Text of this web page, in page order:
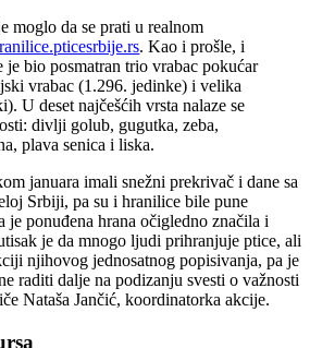
moglo da se prati u realnom
. Kao i prošle, i
je bio posmatran trio vrabac pokućar
vrabac (1.296. jedinke) i velika
U deset najčešćih vrsta nalaze se
divlji golub, gugutka, zeba,
plava senica i liska.
januara imali snežni prekrivač i dane sa
Srbiji, pa su i hranilice bile pune
ponuđena hrana očigledno značila i
je da mnogo ljudi prihranjuje ptice, ali
njihovog jednosatnog popisivanja, pa je
raditi dalje na podizanju svesti o važnosti
Nataša Jančić, koordinatorka akcije.